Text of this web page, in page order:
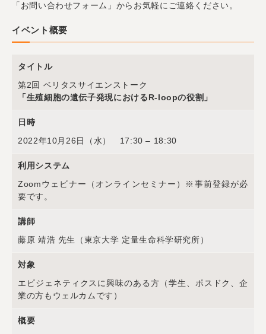
「お問い合わせフォーム」からお気軽にご連絡ください。
イベント概要
タイトル
第2回 ベリタスサイエンストーク
「生殖細胞の遺伝子発現におけるR-loopの役割」
日時
2022年10月26日（水） 17:30 – 18:30
利用システム
Zoomウェビナー（オンラインセミナー）※事前登録が必
要です。
講師
藤原 靖浩 先生（東京大学 定量生命科学研究所）
対象
エピジェネティクスに興味のある方（学生、ポスドク、企
業の方もウェルカムです）
概要